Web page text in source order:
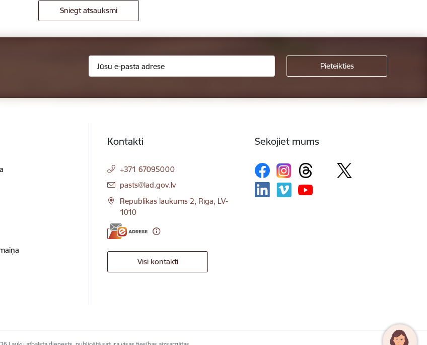
Sniegt atsauksmi
Kontakti
+371 67095000
E-pasts:
pasts@lad.gov.lv
Republikas laukums 2, Rīga, LV-
1010
Visi kontakti
Sekojiet mums